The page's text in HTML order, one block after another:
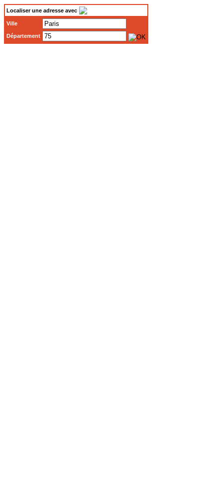
Localiser une adresse avec
Ville
Département